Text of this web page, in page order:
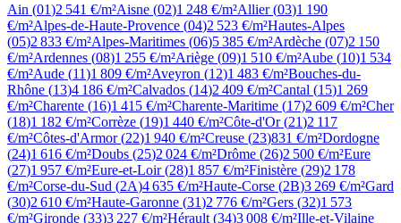
Ain (01)2 541 €/m²Aisne (02)1 248 €/m²Allier (03)1 190
€/m²Alpes-de-Haute-Provence (04)2 523 €/m²Hautes-Alpes
(05)2 833 €/m²Alpes-Maritimes (06)5 385 €/m²Ardèche (07)2 150
€/m²Ardennes (08)1 255 €/m²Ariège (09)1 510 €/m²Aube (10)1 534
€/m²Aude (11)1 809 €/m²Aveyron (12)1 483 €/m²Bouches-du-
Rhône (13)4 186 €/m²Calvados (14)2 409 €/m²Cantal (15)1 269
€/m²Charente (16)1 415 €/m²Charente-Maritime (17)2 609 €/m²Cher
(18)1 182 €/m²Corrèze (19)1 440 €/m²Côte-d'Or (21)2 117
€/m²Côtes-d'Armor (22)1 940 €/m²Creuse (23)831 €/m²Dordogne
(24)1 616 €/m²Doubs (25)2 024 €/m²Drôme (26)2 500 €/m²Eure
(27)1 957 €/m²Eure-et-Loir (28)1 857 €/m²Finistère (29)2 178
€/m²Corse-du-Sud (2A)4 635 €/m²Haute-Corse (2B)3 269 €/m²Gard
(30)2 610 €/m²Haute-Garonne (31)2 776 €/m²Gers (32)1 573
€/m²Gironde (33)3 227 €/m²Hérault (34)3 008 €/m²Ille-et-Vilaine